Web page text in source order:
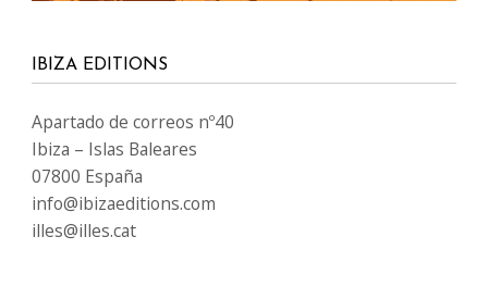
IBIZA EDITIONS
Apartado de correos nº40
Ibiza – Islas Baleares
07800 España
info@ibizaeditions.com
illes@illes.cat